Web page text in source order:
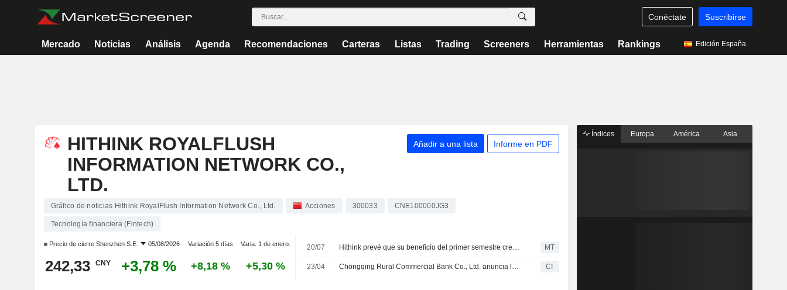
Conéctate Suscribirse
Mercado Noticias Análisis Agenda Recomendaciones Carteras Listas Trading Screeners Herramientas Rankings Edición España
HITHINK ROYALFLUSH
INFORMATION NETWORK CO.,
LTD.
Añadir a una lista Informe en PDF
Gráfico de noticias Hithink RoyalFlush Information Network Co., Ltd. Acciones 300033 CNE100000JG3
Tecnología financiera (Fintech)
Precio de cierre Shenzhen S.E. 05/08/2026 Variación 5 días Varia. 1 de enero.
242,33 CNY +3,78 % +8,18 % +5,30 %
20/07 Hithink prevé que su beneficio del primer semestre crezca hasta un 95%; sus acciones suben un 3% MT
23/04 Chongqing Rural Commercial Bank Co., Ltd. anuncia la disolución de su Consejo de Vigilancia CI
Índices Europa América Asia